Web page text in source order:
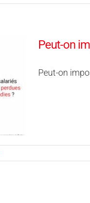
Peut-on
Peut-on